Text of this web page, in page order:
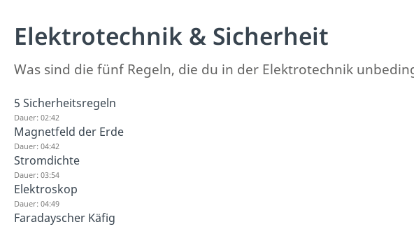
Elektrotechnik & Sicherheit
Was sind die fünf Regeln, die du in der Elektrotechnik
5 Sicherheitsregeln
Dauer: 02:42
Magnetfeld der Erde
Dauer: 04:42
Stromdichte
Dauer: 03:54
Elektroskop
Dauer: 04:49
Faradayscher Käfig